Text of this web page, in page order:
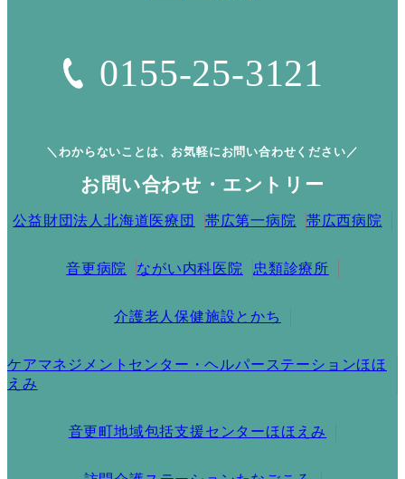
0155-25-3121
＼わからないことは、お気軽にお問い合わせください／
お問い合わせ・エントリー
公益財団法人北海道医療団 帯広第一病院 帯広西病院
音更病院 ながい内科医院 忠類診療所
介護老人保健施設とかち
ケアマネジメントセンター・ヘルパーステーションほほ
えみ
音更町地域包括支援センターほほえみ